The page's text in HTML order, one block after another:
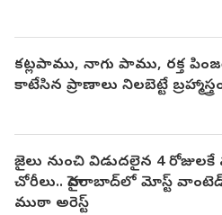
కట్లపాము, నాగు పాము, రక్త
కాటేసిన ప్రాణాలు నిలబెట్టే
జైలు నుంచి విడుదలైన 4 రోజులకే
చోరీలు.. హైదరాబాద్‌లో మోస్ట్
ముఠా అరెస్ట్